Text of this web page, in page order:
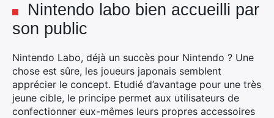
Nintendo labo bien accueilli par
son public
Nintendo Labo, déjà un succès pour Nintendo ? Une
chose est sûre, les joueurs japonais semblent
apprécier le concept. Etudié d’avantage pour une très
jeune cible, le principe permet aux utilisateurs de
confectionner eux-mêmes leurs propres accessoires